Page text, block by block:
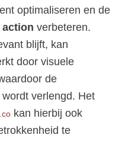
optimaliseren en de
verbeteren.
blijft, kan
door visuele
de
verlengd. Het
kan hierbij ook
te